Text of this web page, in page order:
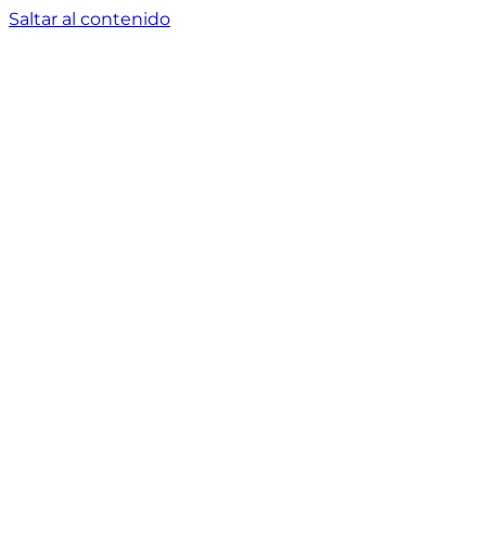
Saltar al contenido